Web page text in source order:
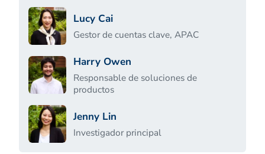
Lucy Cai
Gestor de cuentas clave, APAC
Harry Owen
Responsable de soluciones de
productos
Jenny Lin
Investigador principal